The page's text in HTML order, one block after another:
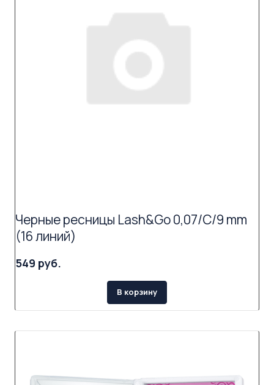
Черные ресницы Lash&Go 0,07/C/9 mm
(16 линий)
549 руб.
В корзину